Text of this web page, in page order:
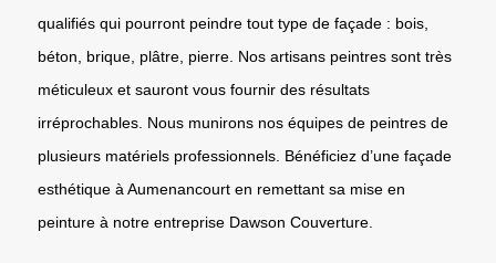
qualifiés qui pourront peindre tout type de façade : bois,
béton, brique, plâtre, pierre. Nos artisans peintres sont très
méticuleux et sauront vous fournir des résultats
irréprochables. Nous munirons nos équipes de peintres de
plusieurs matériels professionnels. Bénéficiez d’une façade
esthétique à Aumenancourt en remettant sa mise en
peinture à notre entreprise Dawson Couverture.